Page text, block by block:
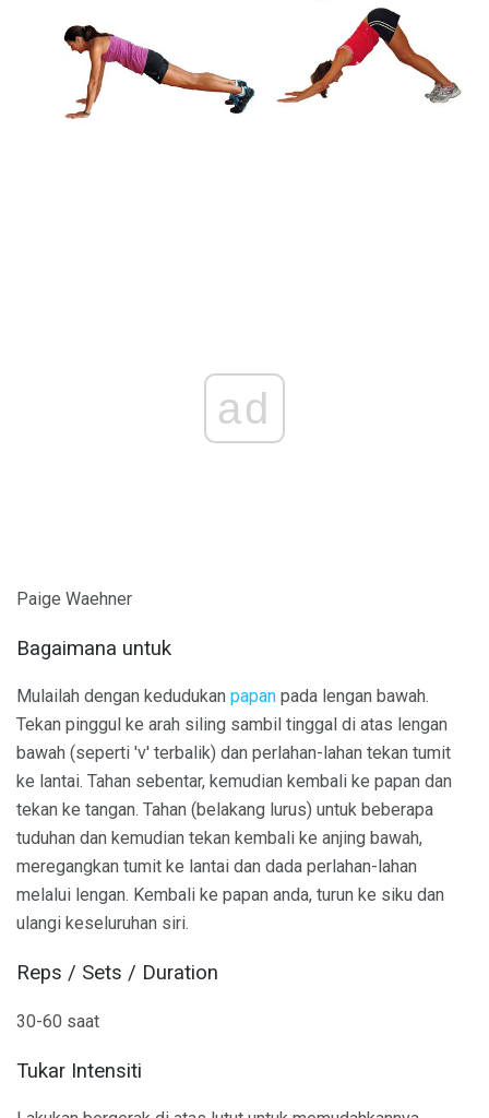
ad
Paige Waehner
Bagaimana untuk
Mulailah dengan kedudukan papan pada lengan bawah.
Tekan pinggul ke arah siling sambil tinggal di atas lengan
bawah (seperti 'v' terbalik) dan perlahan-lahan tekan tumit
ke lantai. Tahan sebentar, kemudian kembali ke papan dan
tekan ke tangan. Tahan (belakang lurus) untuk beberapa
tuduhan dan kemudian tekan kembali ke anjing bawah,
meregangkan tumit ke lantai dan dada perlahan-lahan
melalui lengan. Kembali ke papan anda, turun ke siku dan
ulangi keseluruhan siri.
Reps / Sets / Duration
30-60 saat
Tukar Intensiti